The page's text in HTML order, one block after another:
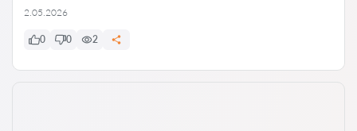
2.05.2026
0 0 2